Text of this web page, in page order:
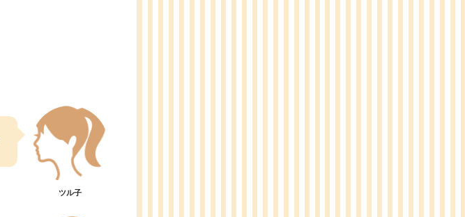
ツル子